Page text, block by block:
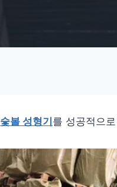
숯볼 성형기를 성공적으